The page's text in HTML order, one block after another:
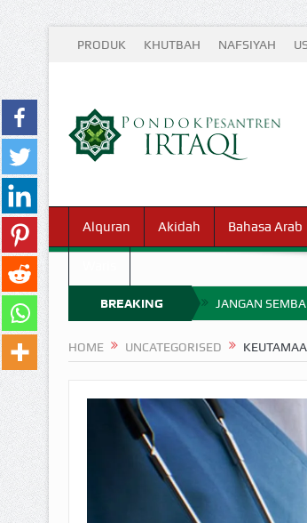
PRODUK KHUTBAH NAFSIYAH
Alquran Akidah Bahasa Arab
BREAKING
NEWS
JANGAN
BAGAIMANA
ISTIDLAL BATIL
HUKUM
HOME UNCATEGORISED